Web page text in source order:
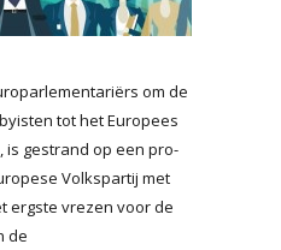
om de
tot het Europees
is gestrand op een pro-
Volkspartij met
ergste vrezen voor de
de